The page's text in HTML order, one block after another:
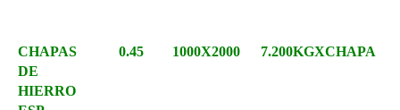
CHAPAS
DE
HIERRO
0.45 1000X2000 7.200KGXCHAPA